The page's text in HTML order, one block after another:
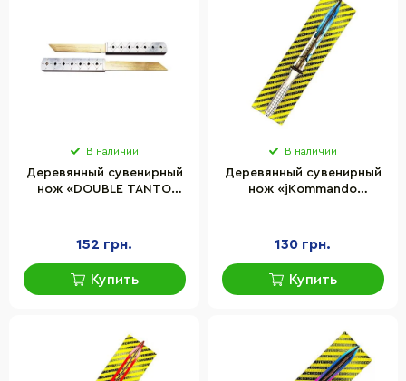
В наличии
Деревянный сувенирный
нож «DOUBLE TANTO
152 грн.
Купить
В наличии
Деревянный сувенирный
нож «jKommando
130 грн.
Купить